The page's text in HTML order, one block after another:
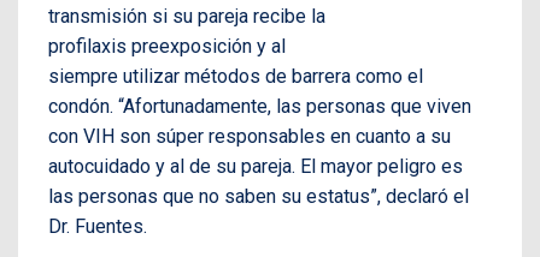
transmisión si su pareja recibe la
profilaxis preexposición y al
siempre utilizar métodos de barrera como el
condón. “Afortunadamente, las personas que viven
con VIH son súper responsables en cuanto a su
autocuidado y al de su pareja. El mayor peligro es
las personas que no saben su estatus”, declaró el
Dr. Fuentes.